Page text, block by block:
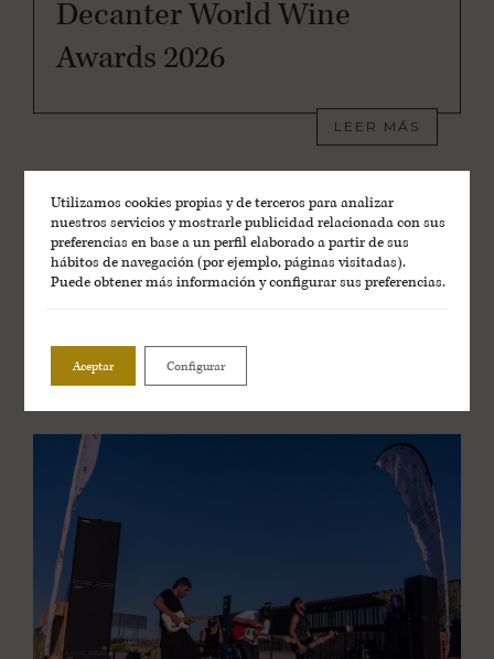
Decanter World Wine
Awards 2026
LEER MÁS
Utilizamos cookies propias y de terceros para analizar
nuestros servicios y mostrarle publicidad relacionada con sus
preferencias en base a un perfil elaborado a partir de sus
hábitos de navegación (por ejemplo, páginas visitadas).
Puede obtener más información y configurar sus preferencias.
Aceptar Configurar